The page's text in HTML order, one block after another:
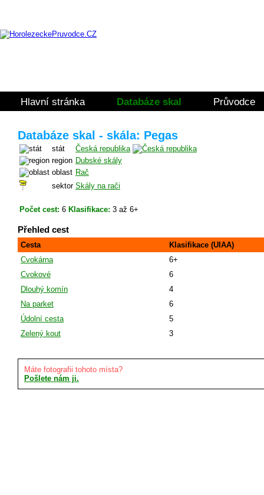
Hlavní stránka Databáze skal Průvodce
Databáze skal - skála: Pegas
stát
Česká republika
region Dubské skály
oblast Rač
sektor Skály na rači
Počet cest: 6 Klasifikace: 3 až 6+
Přehled cest
Cesta
Klasifikace (UIAA)
Cvokárna
6+
Cvokové
6
Dlouhý komín
4
Na parket
6
Údolní cesta
5
Zelený kout
3
Máte fotografii tohoto místa?
Pošlete nám ji.